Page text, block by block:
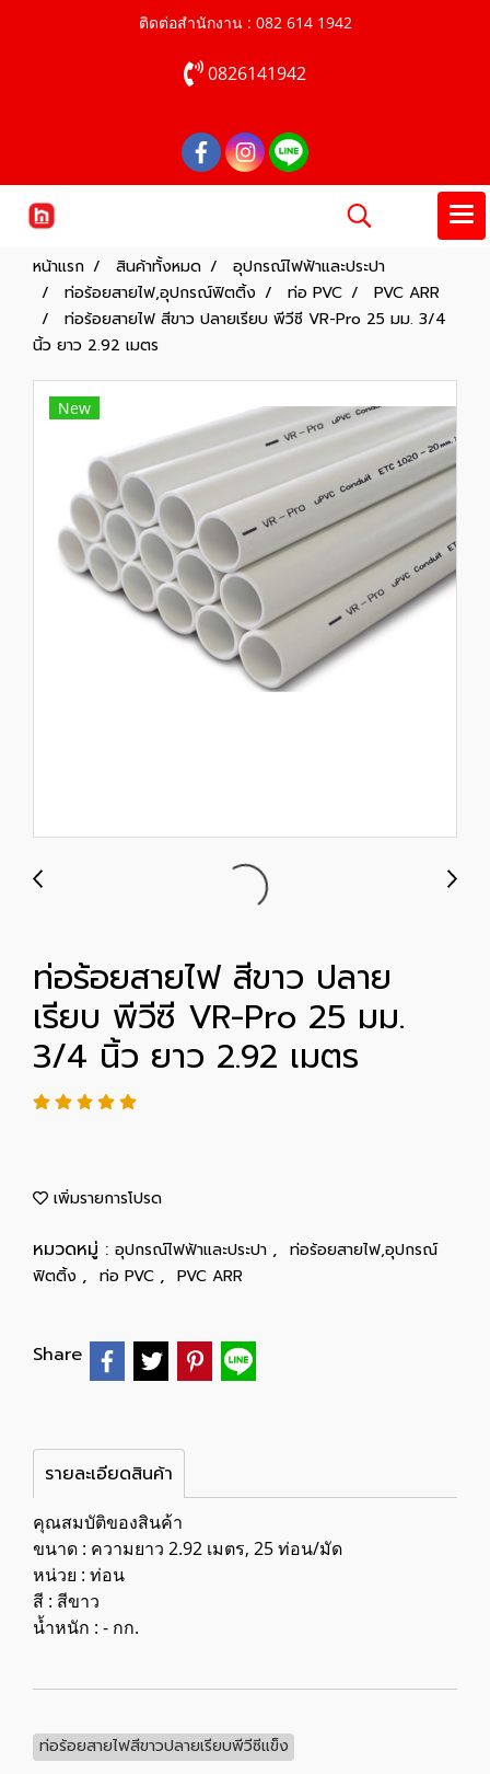
ติดต่อสำนักงาน : 082 614 1942
0826141942
หน้าแรก สินค้าทั้งหมด
อุปกรณ์ไฟฟ้าและประปา
ท่อร้อยสายไฟ,อุปกรณ์ฟิตติ้ง
ท่อ PVC
PVC ARR
ท่อร้อยสายไฟ สีขาว ปลายเรียบ พีวีซี VR-Pro 25 มม. 3/4
นิ้ว ยาว 2.92 เมตร
New
ท่อร้อยสายไฟ สีขาว ปลาย
เรียบ พีวีซี VR-Pro 25 มม.
3/4 นิ้ว ยาว 2.92 เมตร
เพิ่มรายการโปรด
หมวดหมู่ : อุปกรณ์ไฟฟ้าและประปา , ท่อร้อยสายไฟ,อุปกรณ์
ฟิตติ้ง , ท่อ PVC , PVC ARR
Share
รายละเอียดสินค้า
คุณสมบัติของสินค้า
ขนาด : ความยาว 2.92 เมตร, 25 ท่อน/มัด
หน่วย : ท่อน
สี : สีขาว
น้ำหนัก : - กก.
ท่อร้อยสายไฟสีขาวปลายเรียบพีวีซีแข็ง